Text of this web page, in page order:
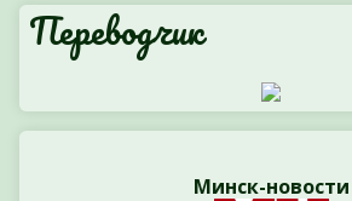
Переводчик
Минск-новости